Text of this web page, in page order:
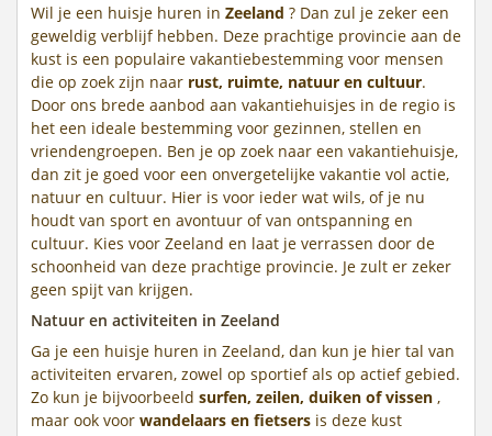
Wil je een huisje huren in Zeeland ? Dan zul je zeker een
geweldig verblijf hebben. Deze prachtige provincie aan de
kust is een populaire vakantiebestemming voor mensen
die op zoek zijn naar rust, ruimte, natuur en cultuur.
Door ons brede aanbod aan vakantiehuisjes in de regio is
het een ideale bestemming voor gezinnen, stellen en
vriendengroepen. Ben je op zoek naar een vakantiehuisje,
dan zit je goed voor een onvergetelijke vakantie vol actie,
natuur en cultuur. Hier is voor ieder wat wils, of je nu
houdt van sport en avontuur of van ontspanning en
cultuur. Kies voor Zeeland en laat je verrassen door de
schoonheid van deze prachtige provincie. Je zult er zeker
geen spijt van krijgen.
Natuur en activiteiten in Zeeland
Ga je een huisje huren in Zeeland, dan kun je hier tal van
activiteiten ervaren, zowel op sportief als op actief gebied.
Zo kun je bijvoorbeeld surfen, zeilen, duiken of vissen ,
maar ook voor wandelaars en fietsers is deze kust